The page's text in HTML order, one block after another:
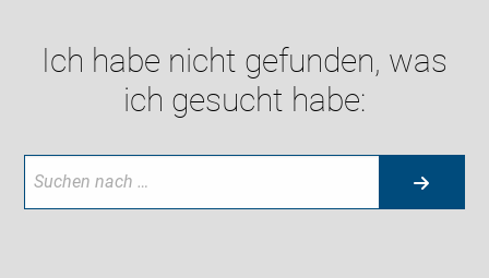
Ich habe nicht gefunden, was
ich gesucht habe: